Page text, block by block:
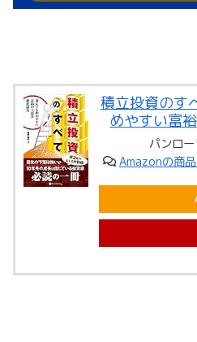
積立投資の
めやすい富
パンロ
Amazonの商